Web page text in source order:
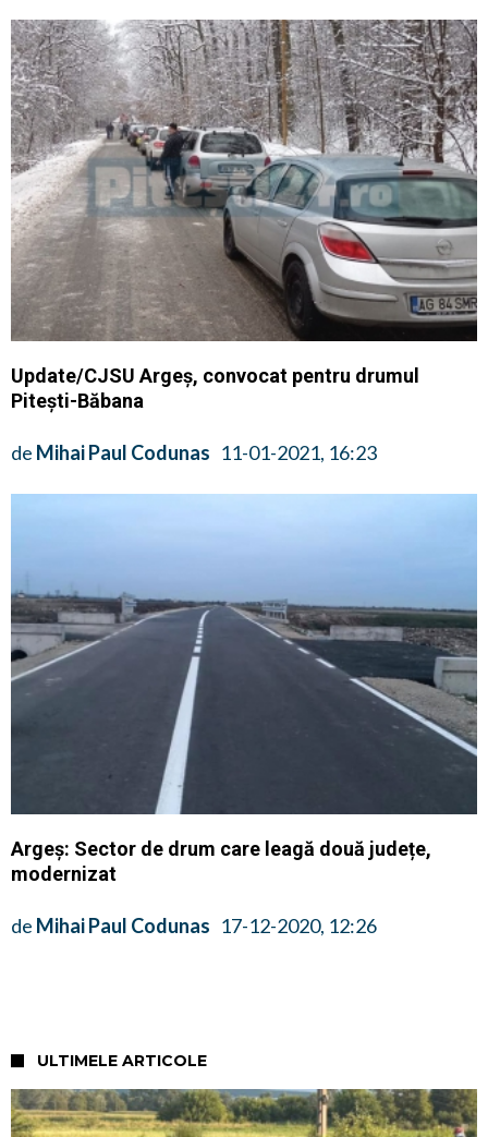
Update/CJSU Argeș, convocat pentru drumul
Pitești-Băbana
de Mihai Paul Codunas 11-01-2021, 16:23
Argeș: Sector de drum care leagă două județe,
modernizat
de Mihai Paul Codunas 17-12-2020, 12:26
ULTIMELE ARTICOLE